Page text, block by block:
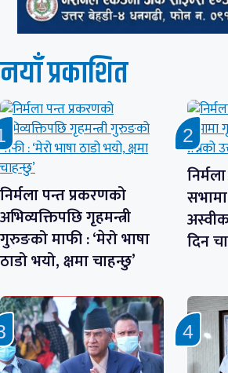
नयाँ प्रकाशित
निर्मला पन्त प्रकरणको
अभिव्यक्तिपछि गृहमन्त्री
गुरुङको माफी : ‘मेरो भाषा
ठाडो भयो, क्षमा चाहन्छु’
दिन